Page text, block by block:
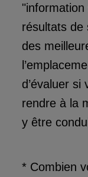
résultats de
des
d’évaluer si
rendre à la
y être
* Combien